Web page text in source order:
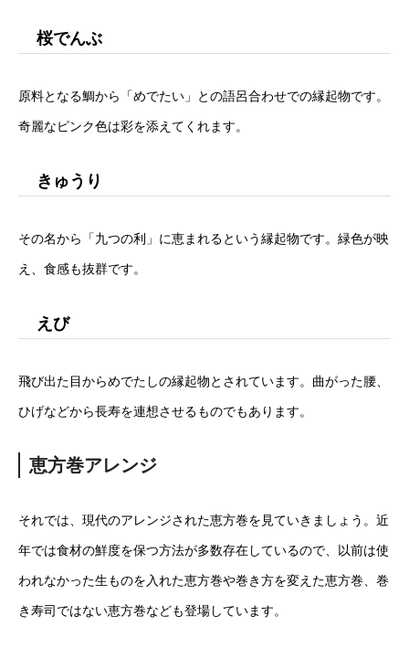
桜でんぶ
原料となる鯛から「めでたい」との語呂合わせでの縁起物です。
奇麗なピンク色は彩を添えてくれます。
きゅうり
その名から「九つの利」に恵まれるという縁起物です。緑色が映
え、食感も抜群です。
えび
飛び出た目からめでたしの縁起物とされています。曲がった腰、
ひげなどから長寿を連想させるものでもあります。
恵方巻アレンジ
それでは、現代のアレンジされた恵方巻を見ていきましょう。近
年では食材の鮮度を保つ方法が多数存在しているので、以前は使
われなかった生ものを入れた恵方巻や巻き方を変えた恵方巻、巻
き寿司ではない恵方巻なども登場しています。